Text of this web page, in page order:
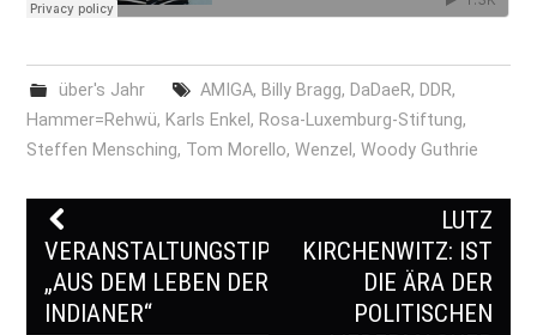
über's Jahr AMIGA, Billy Bragg, DaDaeR, DDR,
Hammer=Rehwü, Karls Enkel, Rosa-Luxemburg-Stiftung,
Steffen Mensching, Tom Morello,Wenzel,Woody Guthrie
Post navigation
VERANSTALTUNGSTIPP:
„AUS DEM LEBEN DER
INDIANER“
LUTZ
KIRCHENWITZ: IST
DIE ÄRA DER
POLITISCHEN